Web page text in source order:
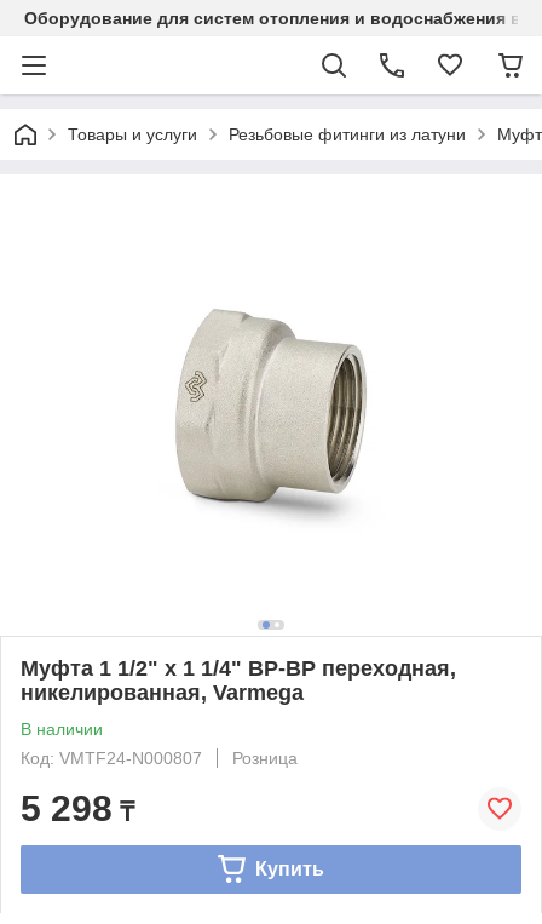
Оборудование для систем отопления и водоснабжения в
Товары и услуги Резьбовые фитинги из латуни
Муфта 1 1/2" x 1 1/4" ВР-ВР переходная,
никелированная, Varmega
В наличии
Код: VMTF24-N000807
Розница
5 298 ₸
Купить